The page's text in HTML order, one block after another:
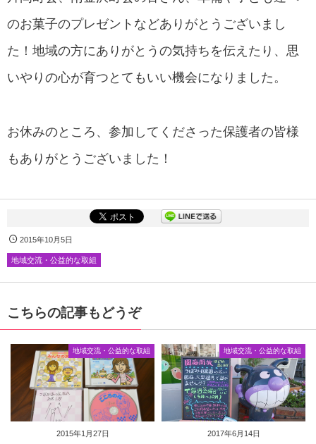
のお菓子のプレゼントなどありがとうございまし
た！地域の方にありがとうの気持ちを伝えたり、思
いやりの心が育つとてもいい機会になりました。
お休みのところ、参加してくださった保護者の皆様
もありがとうございました！
2015年10月5日
地域交流・公益的な取組
こちらの記事もどうぞ
2015年1月27日
地域交流・公益的な取組
2017年6月14日
地域交流・公益的な取組